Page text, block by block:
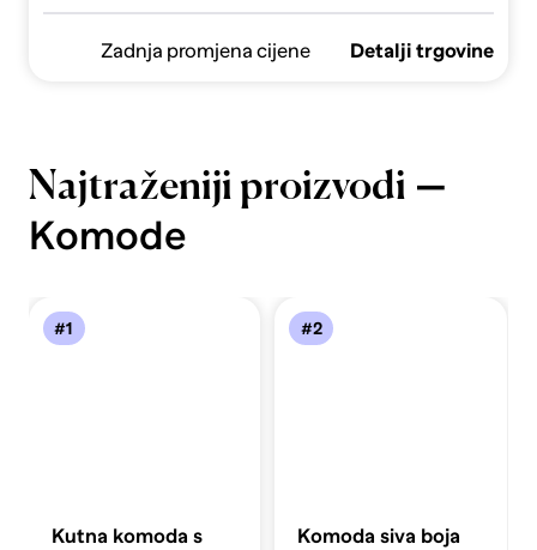
Zadnja promjena cijene Detalji trgovine
Najtraženiji proizvodi —
Komode
#1
Kutna komoda s
#2
Komoda siva boja